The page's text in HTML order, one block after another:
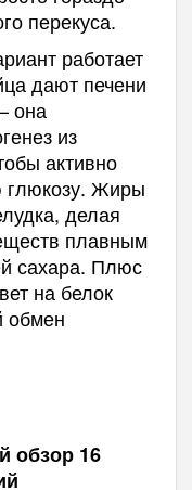
перекуса.
работает
дают печени
она
из
активно
глюкозу. Жиры
делая
плавным
сахара. Плюс
на белок
обмен
обзор 16